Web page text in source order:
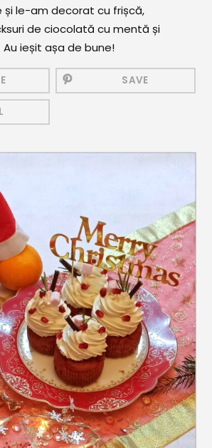
și
și le-am decorat cu frișcă,
de ciocolată cu mentă și
ieșit așa de bune!
SAVE